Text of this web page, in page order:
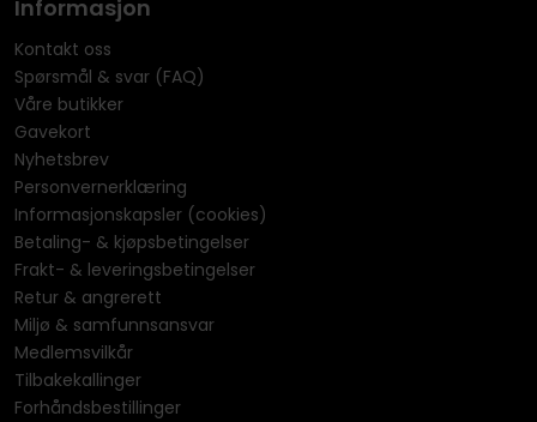
Informasjon
Kontakt oss
Spørsmål & svar (FAQ)
Våre butikker
Gavekort
Nyhetsbrev
Personvernerklæring
Informasjonskapsler (cookies)
Betaling- & kjøpsbetingelser
Frakt- & leveringsbetingelser
Retur & angrerett
Miljø & samfunnsansvar
Medlemsvilkår
Tilbakekallinger
Forhåndsbestillinger